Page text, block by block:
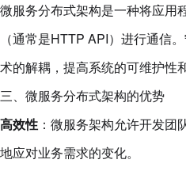
微服务分布式架构是一种将应用
（通常是HTTP API）进行通信
术的解耦，提高系统的可维护性
三、微服务分布式架构的优势
高效性 ：微服务架构允许开发
地应对业务需求的变化。